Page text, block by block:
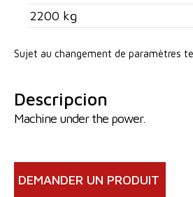
2200 kg
Sujet au changement de paramètres
Descripcion
Machine under the power.
DEMANDER UN PRODUIT